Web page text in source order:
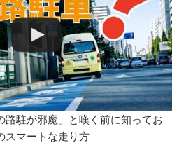
路駐が邪魔」と嘆く前に知ってお
スマートな走り方